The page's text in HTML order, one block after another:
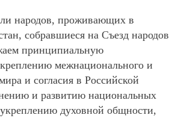
народов, проживающих в
собравшиеся на Съезд народов
принципиальную
межнационального и
и согласия в Российской
и развитию национальных
духовной общности,